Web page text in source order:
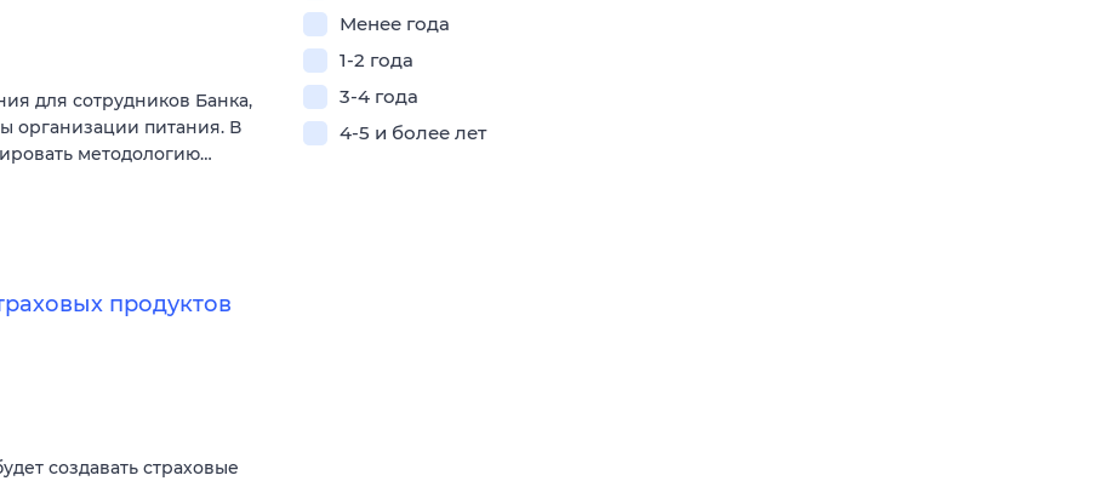
для сотрудников Банка,
организации питания. В
методологию…
продуктов
создавать страховые
Менее года
1-2 года
3-4 года
4-5 и более лет